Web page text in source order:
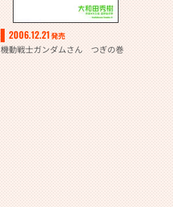
2006.12.21発売
機動戦士ガンダムさん つぎの巻